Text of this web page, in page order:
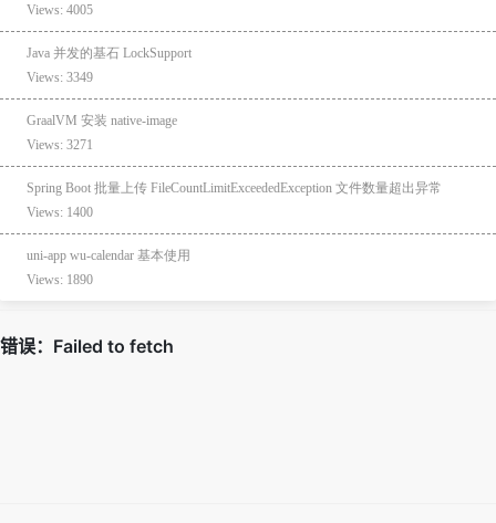
Views: 4005
Java 并发的基石 LockSupport
Views: 3349
GraalVM 安装 native-image
Views: 3271
Spring Boot 批量上传 FileCountLimitExceededException 文件数量超出异常
Views: 1400
uni-app wu-calendar 基本使用
Views: 1890